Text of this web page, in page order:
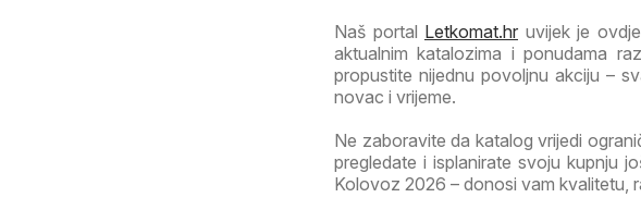
Naš portal Letkomat.hr uvijek je
aktualnim katalozima i ponudama
propustite nijednu povoljnu akciju –
novac i vrijeme.
Ne zaboravite da katalog vrijedi
pregledate i isplanirate svoju kupnju
Kolovoz 2026 – donosi vam kvalitetu,